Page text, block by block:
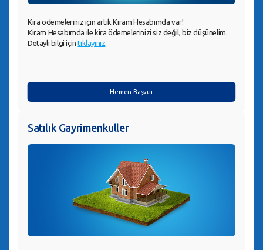
Kira ödemeleriniz için artık Kiram Hesabımda var!
Kiram Hesabımda ile kira ödemelerinizi siz değil, biz düşünelim.
Detaylı bilgi içintıklayınız.
Hemen Başvur
Satılık Gayrimenkuller